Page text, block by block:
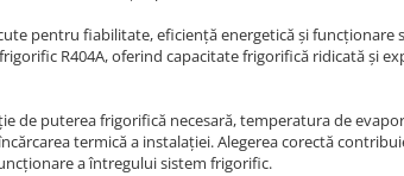
pentru fiabilitate, eficiență energetică și funcționare
R404A, oferind capacitate frigorifică ridicată și
de puterea frigorifică necesară, temperatura de
termică a instalației. Alegerea corectă
a întregului sistem frigorific.